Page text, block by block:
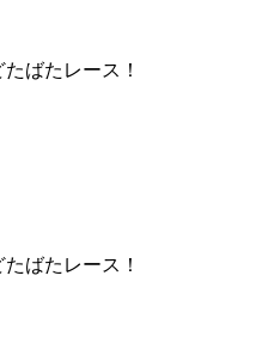
ばたレース！
ばたレース！